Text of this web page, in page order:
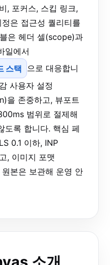
, 포커스, 스킵 링크,
은 접근성 퀄리티를
은 헤더 셀(scope)과
일에서
스택
으로 대응합니
사용자 설정
존중하고, 뷰포트
범위로 절제해
도록 합니다. 핵심 페
0.1 이하, INP
, 이미지 포맷
본은 보관해 운영 안